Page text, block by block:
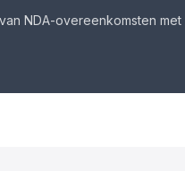
NDA-overeenkomsten